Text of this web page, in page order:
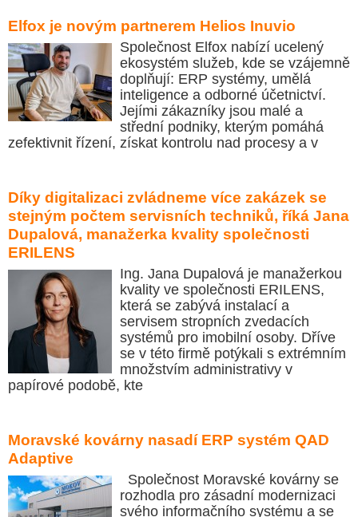
Elfox je novým partnerem Helios Inuvio
Společnost Elfox nabízí ucelený
ekosystém služeb, kde se vzájemně
doplňují: ERP systémy, umělá
inteligence a odborné účetnictví.
Jejími zákazníky jsou malé a
střední podniky, kterým pomáhá
zefektivnit řízení, získat kontrolu nad procesy a v
Díky digitalizaci zvládneme více zakázek se
stejným počtem servisních techniků, říká Jana
Dupalová, manažerka kvality společnosti
ERILENS
Ing. Jana Dupalová je manažerkou
kvality ve společnosti ERILENS,
která se zabývá instalací a
servisem stropních zvedacích
systémů pro imobilní osoby. Dříve
se v této firmě potýkali s extrémním
množstvím administrativy v
papírové podobě, kte
Moravské kovárny nasadí ERP systém QAD
Adaptive
Společnost Moravské kovárny se
rozhodla pro zásadní modernizaci
svého informačního systému a se